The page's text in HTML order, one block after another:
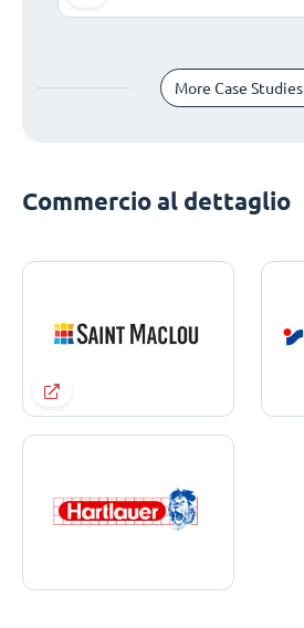
More Case Studies
Commercio al dettaglio